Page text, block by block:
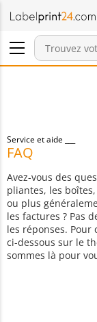
Annonces
Service et aide
FAQ
Avez-vous des
pliantes, les
ou plus
les factures ? Pas
les réponses.
ci-dessous sur le
sommes là pour